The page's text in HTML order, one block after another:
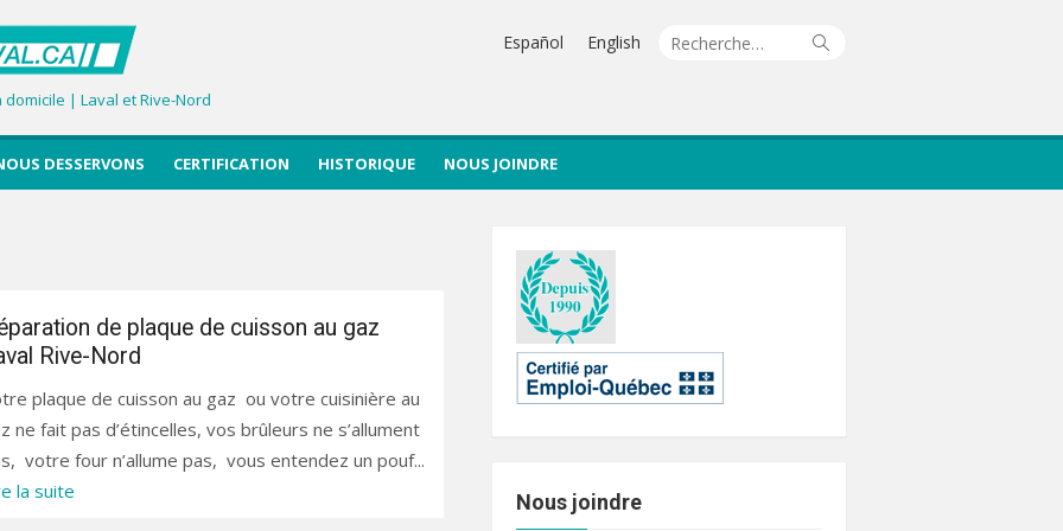
| Laval et Rive-Nord
Recherche
Español English
DESSERVONS CERTIFICATION HISTORIQUE NOUS JOINDRE
de plaque de cuisson au gaz
Rive-Nord
plaque de cuisson au gaz ou votre cuisinière au
ne fait pas d’étincelles, vos brûleurs ne s’allument
votre four n’allume pas, vous entendez un pouf...
la suite
Nous joindre